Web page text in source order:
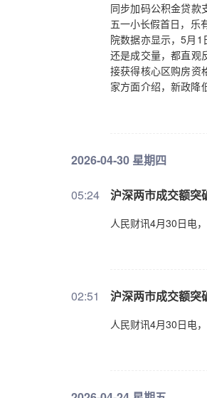
同步加码公积金贷款
五一小长假首日，乐
院数据亦显示，5月
还是成交量，都直观
接获得核心区购房资
家方面介绍，新政降
2026-04-30 星期四
05:24 沪深两市成交额突
人民财讯4月30日电
02:51 沪深两市成交额突
人民财讯4月30日电